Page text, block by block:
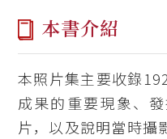
本書介紹
本照片集主要收錄
成果的重要現象、
片，以及說明當時攝